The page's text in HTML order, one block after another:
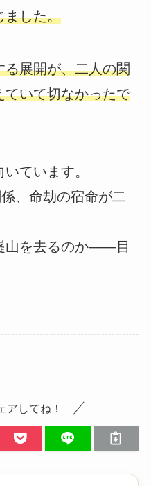
ました。
る展開が、二人の関
ていて切なかったで
ています。
、命劫の宿命が二
山を去るのか――目
アしてね！